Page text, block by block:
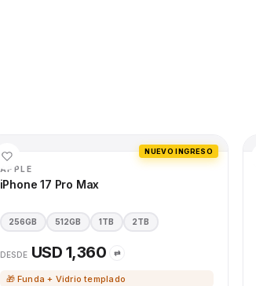
NUEVO INGRESO
APPLE
iPhone 17 Pro Max
256GB 512GB 1TB 2TB
DESDE USD 1,360 ⇄
🎁 Funda + Vidrio templado